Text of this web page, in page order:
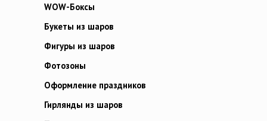
WOW-Боксы
Букеты из шаров
Фигуры из шаров
Фотозоны
Оформление праздников
Гирлянды из шаров